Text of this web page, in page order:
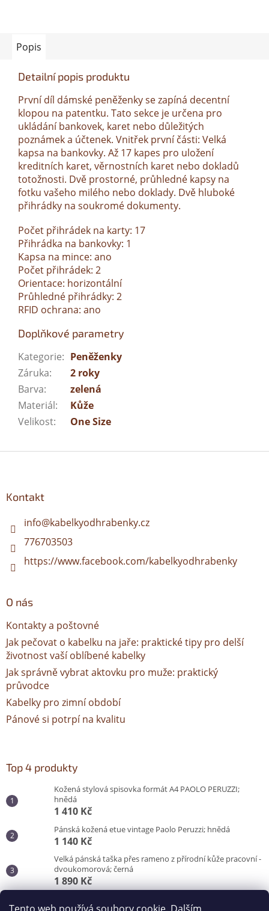
Popis
Detailní popis produktu
První díl dámské peněženky se zapíná decentní
klopou na patentku. Tato sekce je určena pro
ukládání bankovek, karet nebo důležitých
poznámek a účtenek. Vnitřek první části: Velká
kapsa na bankovky. Až 17 kapes pro uložení
kreditních karet, věrnostních karet nebo dokladů
totožnosti. Dvě prostorné, průhledné kapsy na
fotku vašeho milého nebo doklady. Dvě hluboké
přihrádky na soukromé dokumenty.
Počet přihrádek na karty: 17
Přihrádka na bankovky: 1
Kapsa na mince: ano
Počet přihrádek: 2
Orientace: horizontální
Průhledné přihrádky: 2
RFID ochrana: ano
Doplňkové parametry
Kategorie: Peněženky
Záruka:
2 roky
Barva:
zelená
Materiál:
Kůže
Velikost: One Size
Kontakt
info@kabelkyodhrabenky.cz
776703503
https://www.facebook.com/kabelkyodhrabenky
O nás
Kontakty a poštovné
Jak pečovat o kabelku na jaře: praktické tipy pro delší
životnost vaší oblíbené kabelky
Jak správně vybrat aktovku pro muže: praktický
průvodce
Kabelky pro zimní období
Pánové si potrpí na kvalitu
Top 4 produkty
Kožená stylová spisovka formát A4 PAOLO PERUZZI;
hnědá
1 410 Kč
Pánská kožená etue vintage Paolo Peruzzi; hnědá
1 140 Kč
Velká pánská taška přes rameno z přírodní kůže pracovní -
dvoukomorová; černá
1 890 Kč